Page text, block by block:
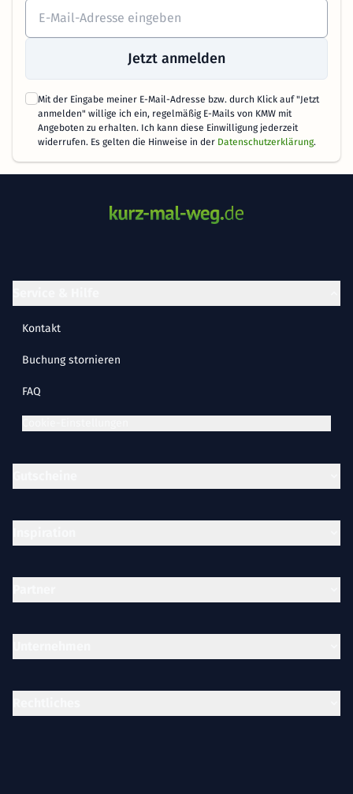
Jetzt anmelden
Mit der Eingabe meiner E-Mail-Adresse bzw. durch Klick auf "Jetzt
anmelden" willige ich ein, regelmäßig E-Mails von KMW mit
Angeboten zu erhalten. Ich kann diese Einwilligung jederzeit
widerrufen. Es gelten die Hinweise in der Datenschutzerklärung.
Kontakt
Buchung stornieren
FAQ